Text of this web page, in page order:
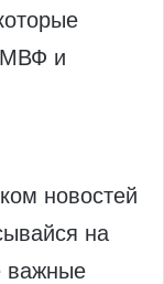
МВФ и
новостей
на
важные